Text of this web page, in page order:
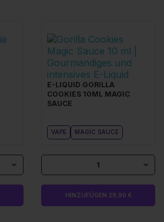
E-LIQUID GORILLA
COOKIES 10ML MAGIC
SAUCE
VAPE MAGIC SAUCE
1
HINZUFÜGEN 29,90 €